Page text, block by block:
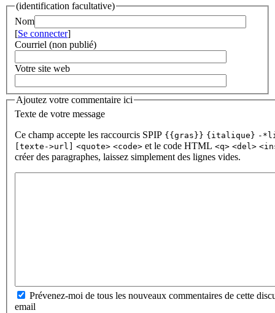
(identification facultative)
Nom
[Se connecter]
Courriel (non publié)
Votre site web
Ajoutez votre commentaire ici
Texte de votre message
Ce champ accepte les raccourcis SPIP {{gras}} {italique} -
[texte->url]
<quote> <code> et le code HTML <q> <del>
créer des paragraphes, laissez simplement des lignes vides.
Prévenez-moi de tous les nouveaux commentaires de cette
email